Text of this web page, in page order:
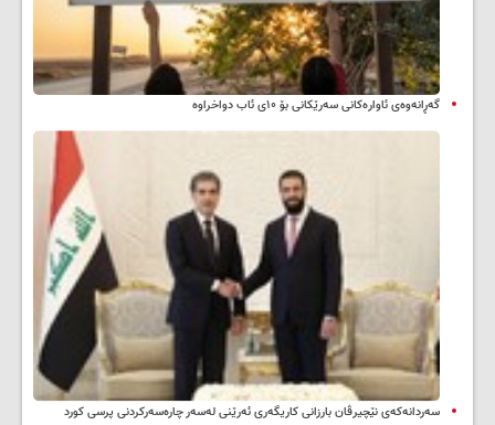
گەڕانەوەی ئاوارەکانی سەرێکانی بۆ ۱۰ی ئاب دواخراوە
سه‌ردانه‌کەی نێچیرڤان بارزانی كاریگه‌ری ئه‌رێنی له‌سه‌ر چاره‌سه‌ركردنی پرسی كورد